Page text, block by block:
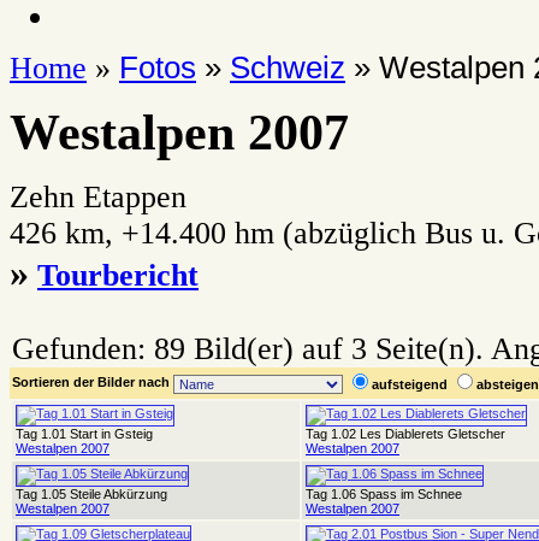
Home » Fotos » Schweiz » Westalpen
Westalpen 2007
Zehn Etappen
426 km, +14.400 hm (abzüglich Bus u.
» Tourbericht
Gefunden: 89 Bild(er) auf 3 Seite(n).
Sortieren der Bilder nach aufsteigend
Tag 1.01 Start in Gsteig
Westalpen 2007
Tag 1.02 Les Diablerets Gletscher
Westalpen 2007
Tag 1.05 Steile Abkürzung
Westalpen 2007
Tag 1.06 Spass im Schnee
Westalpen 2007